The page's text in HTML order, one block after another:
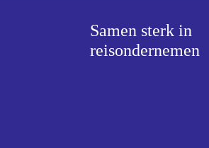
Samen sterk in
reisondernemen